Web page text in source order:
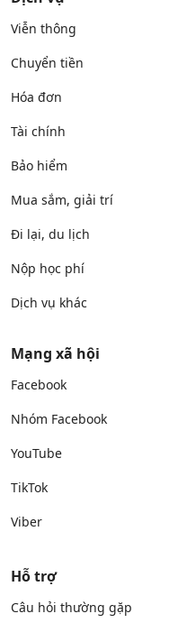
Viễn thông
Chuyển tiền
Hóa đơn
Tài chính
Bảo hiểm
Mua sắm, giải trí
Đi lại, du lịch
Nộp học phí
Dịch vụ khác
Mạng xã hội
Facebook
Nhóm Facebook
YouTube
TikTok
Viber
Hỗ trợ
Câu hỏi thường gặp